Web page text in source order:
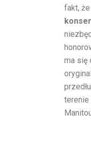
fakt,
ma się
terenie